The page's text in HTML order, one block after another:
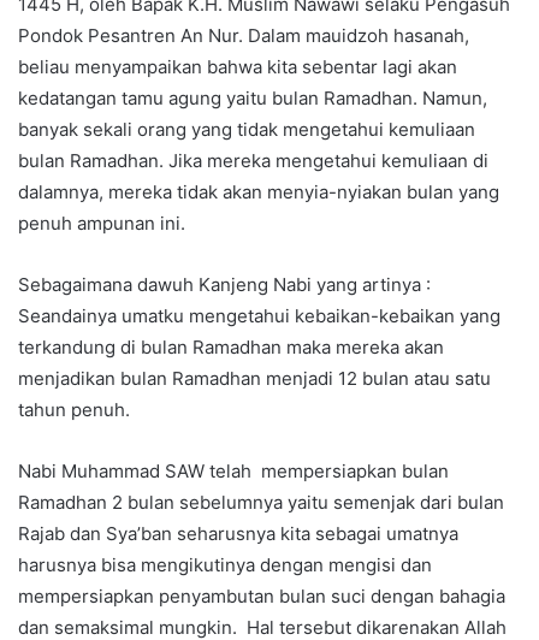
Pondok Pesantren An Nur. Dalam mauidzoh hasanah,
beliau menyampaikan bahwa kita sebentar lagi akan
kedatangan tamu agung yaitu bulan Ramadhan. Namun,
banyak sekali orang yang tidak mengetahui kemuliaan
bulan Ramadhan. Jika mereka mengetahui kemuliaan di
dalamnya, mereka tidak akan menyia-nyiakan bulan yang
penuh ampunan ini.
Sebagaimana dawuh Kanjeng Nabi yang artinya :
Seandainya umatku mengetahui kebaikan-kebaikan yang
terkandung di bulan Ramadhan maka mereka akan
menjadikan bulan Ramadhan menjadi 12 bulan atau satu
tahun penuh.
Nabi Muhammad SAW telah mempersiapkan bulan
Ramadhan 2 bulan sebelumnya yaitu semenjak dari bulan
Rajab dan Sya’ban seharusnya kita sebagai umatnya
harusnya bisa mengikutinya dengan mengisi dan
mempersiapkan penyambutan bulan suci dengan bahagia
dan semaksimal mungkin. Hal tersebut dikarenakan Allah